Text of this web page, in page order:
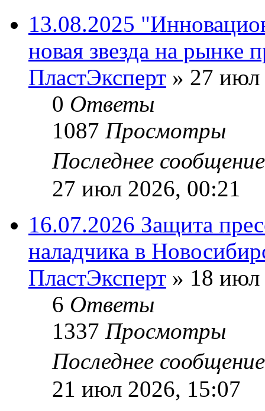
13.08.2025
новая звезда на рынке
ПластЭксперт » 27 июл
0 Ответы
1087 Просмотры
Последнее
27 июл 2026, 00:21
16.07.2026 Защита
наладчика в
ПластЭксперт » 18 июл
6 Ответы
1337 Просмотры
Последнее
21 июл 2026, 15:07